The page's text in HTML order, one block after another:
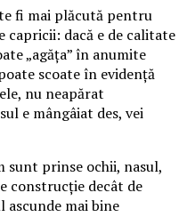
fi mai plăcută pentru
capricii: dacă e de calitate
„agăța” în anumite
scoate în evidență
nu neapărat
e mângâiat des, vei
sunt prinse ochii, nasul,
construcție decât de
mai bine